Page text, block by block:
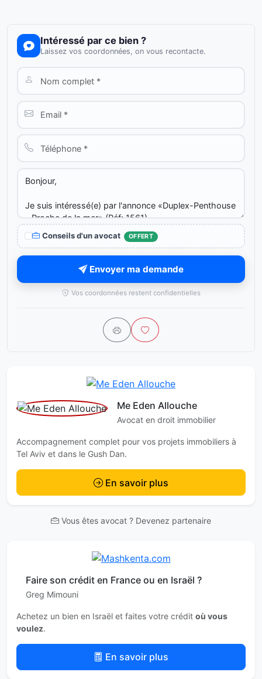
Intéressé par ce bien ?
Laissez vos coordonnées, on vous recontacte.
Conseils d'un avocat OFFERT
Envoyer ma demande
Vos coordonnées restent confidentielles
Me Eden Allouche
Avocat en droit immobilier
Accompagnement complet pour vos projets immobiliers à
Tel Aviv et dans le Gush Dan.
En savoir plus
Vous êtes avocat ? Devenez partenaire
Faire son crédit en France ou en Israël ?
Greg Mimouni
Achetez un bien en Israël et faites votre crédit où vous
voulez.
En savoir plus